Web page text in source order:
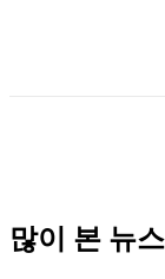
많이 본 뉴스